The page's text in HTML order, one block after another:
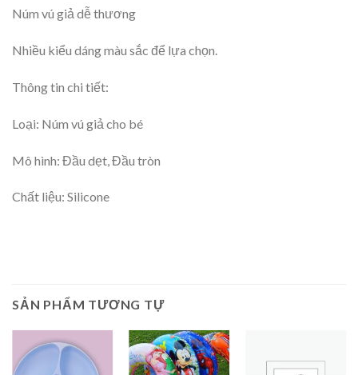
Núm vú giả dễ thương
Nhiều kiểu dáng màu sắc để lựa chọn.
Thông tin chi tiết:
Loại: Núm vú giả cho bé
Mô hình: Đầu dẹt, Đầu tròn
Chất liệu: Silicone
SẢN PHẨM TƯƠNG TỰ